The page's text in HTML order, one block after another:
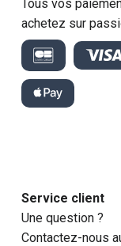
Tous vos
achetez sur
Service client
Une question ?
Contactez-nous